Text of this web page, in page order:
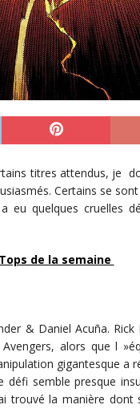
titres attendus, je
Certains se
eu quelques cruelles
Tops de la semaine
& Daniel Acuña.
alors que l
gigantesque a
défi semble presque
trouvé la manière dont